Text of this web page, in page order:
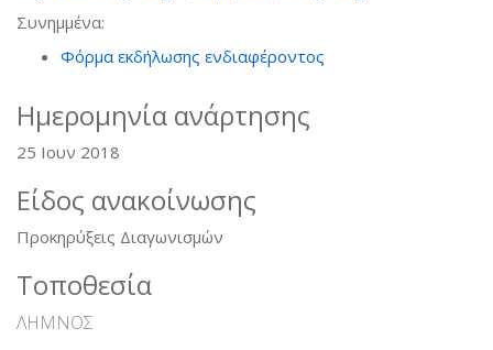
Συνημμένα:
Φόρμα εκδήλωσης ενδιαφέροντος
Ημερομηνία ανάρτησης
25 Ιουν 2018
Είδος ανακοίνωσης
Προκηρύξεις Διαγωνισμών
Τοποθεσία
ΛΗΜΝΟΣ